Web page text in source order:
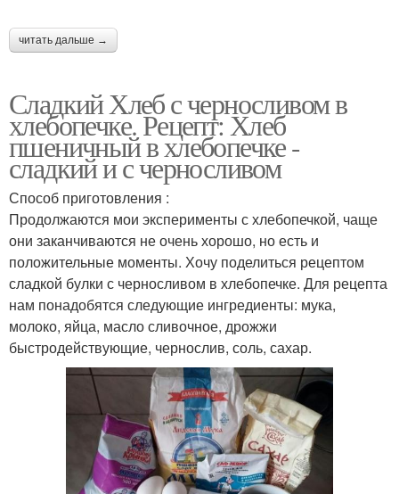
читать дальше →
Сладкий Хлеб с черносливом в
хлебопечке. Рецепт: Хлеб
пшеничный в хлебопечке -
сладкий и с черносливом
Способ приготовления :
Продолжаются мои эксперименты с хлебопечкой, чаще
они заканчиваются не очень хорошо, но есть и
положительные моменты. Хочу поделиться рецептом
сладкой булки с черносливом в хлебопечке. Для рецепта
нам понадобятся следующие ингредиенты: мука,
молоко, яйца, масло сливочное, дрожжи
быстродействующие, чернослив, соль, сахар.